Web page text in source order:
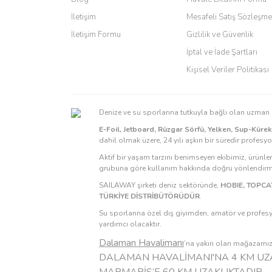
Ürün fiyatı diğer sitelerden daha pahalı.
Bu ürüne benzer farklı alternatifler olmalı.
İletişim
İletişim Formu
Mesafeli Satış
Gizlilik ve Güvenlik
İptal ve İade Şartları
Kişisel Veriler Politikası
Denize ve su sporlarına tutkuyla bağlı olan
E-Foil, Jetboard, Rüzgar Sörfü, Yelken, Sup-
dahil olmak üzere, 24 yılı aşkın bir süredir
Aktif bir yaşam tarzını benimseyen ekibimiz,
grubuna göre kullanım hakkında doğru
SAILAWAY şirketi deniz sektöründe, HOBIE,
TÜRKİYE DİSTRİBÜTÖRÜDÜR.
Su sporlarına özel dış giyimden, amatör ve
yardımcı olacaktır.
Dalaman Havalimanı’na yakın olan
DALAMAN HAVALİMANI'NA 4 KM